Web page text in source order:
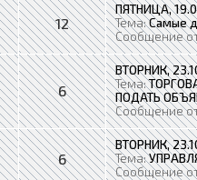
12
ПЯТНИЦА,
Тема:Самые
Сообщение
6
ВТОРНИК,
Тема:
ПОДАТЬ
Сообщение
6
ВТОРНИК,
Тема:
Сообщение